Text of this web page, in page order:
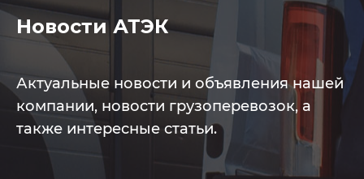
Новости АТЭК
Актуальные новости и объявления нашей
компании, новости грузоперевозок, а
также интересные статьи.